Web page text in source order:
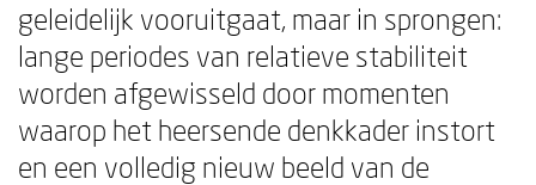
geleidelijk vooruitgaat, maar in sprongen:
lange periodes van relatieve stabiliteit
worden afgewisseld door momenten
waarop het heersende denkkader instort
en een volledig nieuw beeld van de